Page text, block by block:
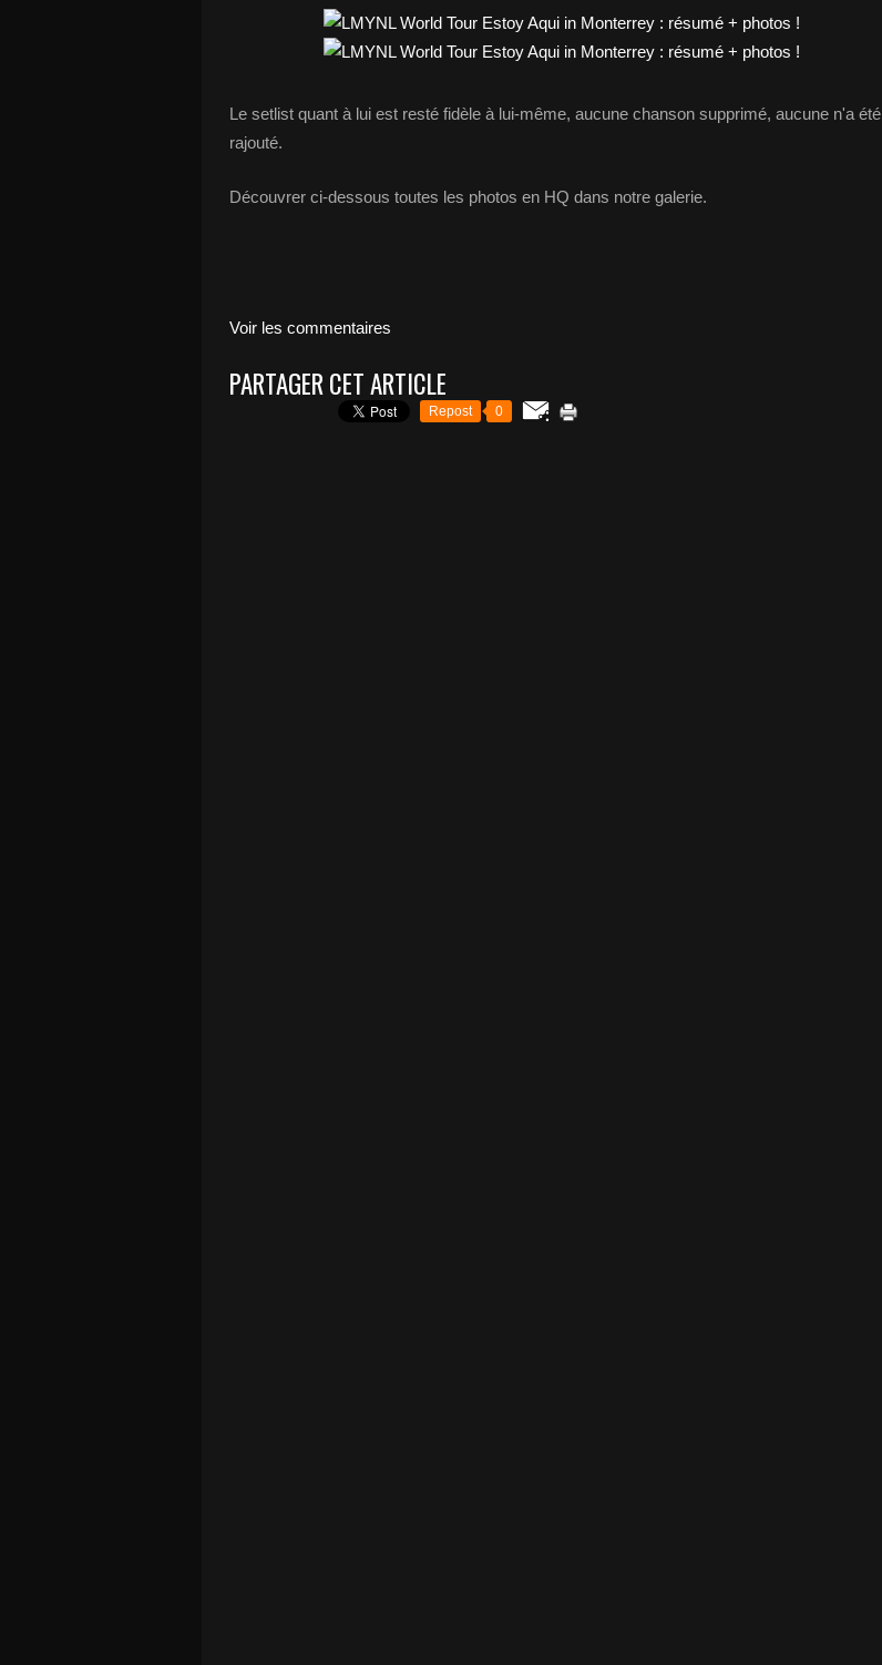
Le setlist quant à lui est resté fidèle à lui-même, aucune chanson supprimé, aucune n'a été
rajouté.
Découvrer ci-dessous toutes les photos en HQ dans notre galerie.
Voir les commentaires
PARTAGER CET ARTICLE
Repost 0